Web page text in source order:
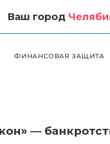
Ваш город
ФИНАНСОВАЯ ЗАЩИТА
—